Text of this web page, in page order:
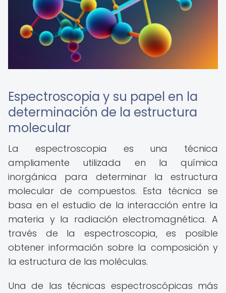
Espectroscopia y su papel en la
determinación de la estructura
molecular
La espectroscopia es una técnica
ampliamente utilizada en la química
inorgánica para determinar la estructura
molecular de compuestos. Esta técnica se
basa en el estudio de la interacción entre la
materia y la radiación electromagnética. A
través de la espectroscopia, es posible
obtener información sobre la composición y
la estructura de las moléculas.
Una de las técnicas espectroscópicas más